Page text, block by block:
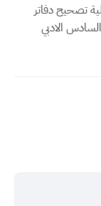
تصحيح دفاتر
الادبي